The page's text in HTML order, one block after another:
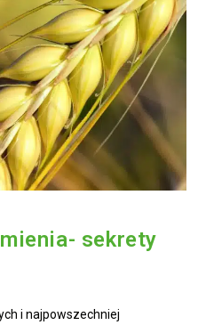
sekrety
i najpowszechniej